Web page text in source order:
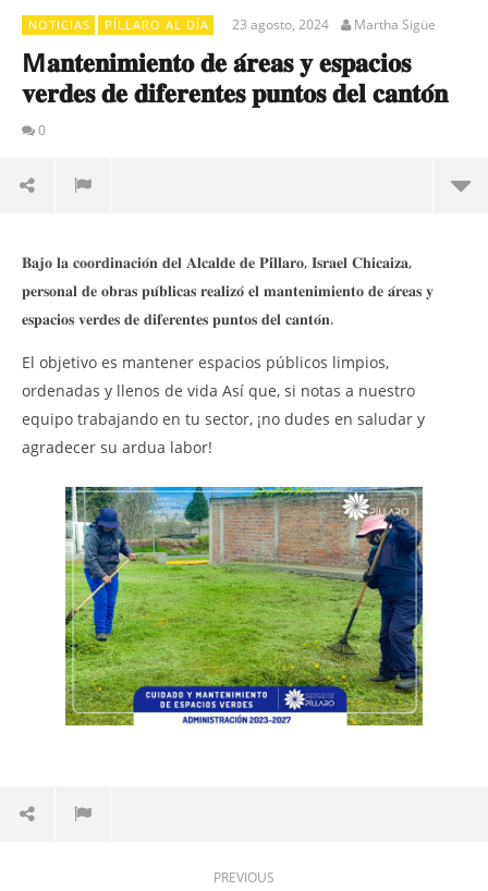
NOTICIAS PÍLLARO AL DÍA 23 agosto, 2024 Martha Sigüe
M𝐚𝐧𝐭𝐞𝐧𝐢𝐦𝐢𝐞𝐧𝐭𝐨 𝐝𝐞 𝐚́𝐫𝐞𝐚𝐬 𝐲 𝐞𝐬𝐩𝐚𝐜𝐢𝐨𝐬
𝐯𝐞𝐫𝐝𝐞𝐬 𝐝𝐞 𝐝𝐢𝐟𝐞𝐫𝐞𝐧𝐭𝐞𝐬 𝐩𝐮𝐧𝐭𝐨𝐬 𝐝𝐞𝐥 𝐜𝐚𝐧𝐭𝐨́𝐧
0
NOW VIEWING
M𝐚𝐧𝐭𝐞𝐧𝐢𝐦𝐢𝐞𝐧𝐭𝐨 𝐝𝐞 𝐚́𝐫𝐞𝐚𝐬 𝐲 𝐞𝐬𝐩𝐚𝐜𝐢𝐨𝐬 𝐯𝐞𝐫𝐝𝐞𝐬 𝐝𝐞 𝐝𝐢𝐟𝐞𝐫𝐞𝐧𝐭𝐞𝐬 𝐩𝐮𝐧𝐭𝐨𝐬
𝐝𝐞𝐥 𝐜𝐚𝐧𝐭𝐨́𝐧
agosto,
2024
Martha
Sigüe
𝐁𝐚𝐣𝐨 𝐥𝐚 𝐜𝐨𝐨𝐫𝐝𝐢𝐧𝐚𝐜𝐢𝐨́𝐧 𝐝𝐞𝐥 𝐀𝐥𝐜𝐚𝐥𝐝𝐞 𝐝𝐞 𝐏𝐢́𝐥𝐥𝐚𝐫𝐨, 𝐈𝐬𝐫𝐚𝐞𝐥 𝐂𝐡𝐢𝐜𝐚𝐢𝐳𝐚,
𝐩𝐞𝐫𝐬𝐨𝐧𝐚𝐥 𝐝𝐞 𝐨𝐛𝐫𝐚𝐬 𝐩𝐮́𝐛𝐥𝐢𝐜𝐚𝐬 𝐫𝐞𝐚𝐥𝐢𝐳𝐨́ 𝐞𝐥 𝐦𝐚𝐧𝐭𝐞𝐧𝐢𝐦𝐢𝐞𝐧𝐭𝐨 𝐝𝐞 𝐚́𝐫𝐞𝐚𝐬 𝐲
𝐞𝐬𝐩𝐚𝐜𝐢𝐨𝐬 𝐯𝐞𝐫𝐝𝐞𝐬 𝐝𝐞 𝐝𝐢𝐟𝐞𝐫𝐞𝐧𝐭𝐞𝐬 𝐩𝐮𝐧𝐭𝐨𝐬 𝐝𝐞𝐥 𝐜𝐚𝐧𝐭𝐨́𝐧.
El objetivo es mantener espacios públicos limpios,
ordenadas y llenos de vida Así que, si notas a nuestro
equipo trabajando en tu sector, ¡no dudes en saludar y
agradecer su ardua labor!
PREVIOUS